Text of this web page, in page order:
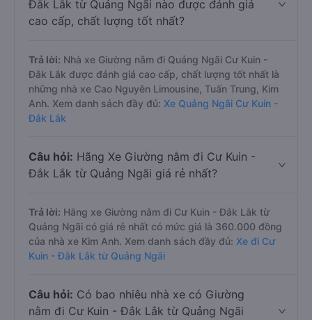
Đắk Lắk từ Quảng Ngãi nào được đánh giá
cao cấp, chất lượng tốt nhất?
Trả lời: Nhà xe Giường nằm đi Quảng Ngãi Cư Kuin -
Đắk Lắk được đánh giá cao cấp, chất lượng tốt nhất là
những nhà xe Cao Nguyên Limousine, Tuấn Trung, Kim
Anh. Xem danh sách đầy đủ: Xe Quảng Ngãi Cư Kuin -
Đắk Lắk
Câu hỏi: Hãng Xe Giường nằm đi Cư Kuin -
Đắk Lắk từ Quảng Ngãi giá rẻ nhất?
Trả lời: Hãng xe Giường nằm đi Cư Kuin - Đắk Lắk từ
Quảng Ngãi có giá rẻ nhất có mức giá là 360.000 đồng
của nhà xe Kim Anh. Xem danh sách đầy đủ: Xe đi Cư
Kuin - Đắk Lắk từ Quảng Ngãi
Câu hỏi: Có bao nhiêu nhà xe có Giường
nằm đi Cư Kuin - Đắk Lắk từ Quảng Ngãi